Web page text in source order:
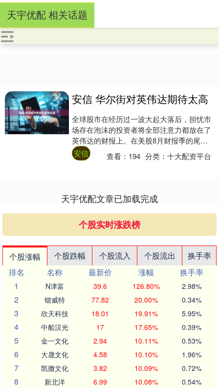
天宇优配 相关话题
安信 华尔街对英伟达期待太高
全球股市在经历过一波大起大落后，担忧市
场存在泡沫的投资者将全部注意力都放在了
英伟达的财报上。在美股8月财报季的尾
声，英伟达发布了2025财年第二季度财报。
然而在....
安信 查看： 194 分类：十大配资平台
天宇优配文章已加载完成
个股实时涨跌榜
个股涨幅 个股跌幅 个股流入 个股流出
换手率
排名
名称 最新价 涨幅
换手率
1
N津富 39.6 126.80% 2.98%
2 锴威特 77.82 20.00% 0.34%
3 欣天科技 18.01 19.91% 5.95%
4 中船汉光 17 17.65% 0.39%
5 金一文化 2.94 10.11% 0.53%
6 大晟文化 4.58 10.10% 1.96%
7 凯撒文化 3.82 10.09% 0.72%
8 新北洋 6.99 10.08% 0.54%